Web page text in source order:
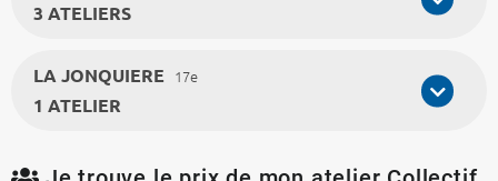
3 ATELIERS
LA JONQUIERE 17e
1 ATELIER